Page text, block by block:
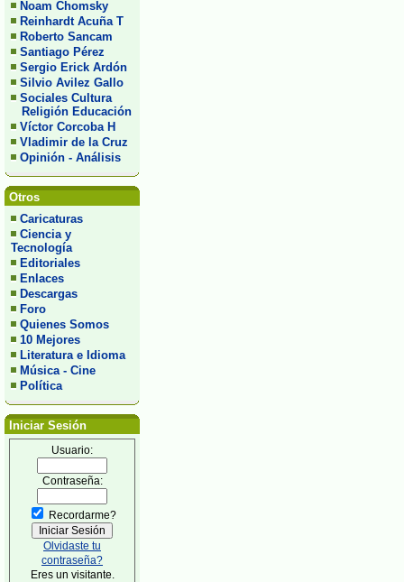
Noam Chomsky
Reinhardt Acuña T
Roberto Sancam
Santiago Pérez
Sergio Erick Ardón
Silvio Avilez Gallo
Sociales Cultura
Religión Educación
Víctor Corcoba H
Vladimir de la Cruz
Opinión - Análisis
Otros
Caricaturas
Ciencia y
Tecnología
Editoriales
Enlaces
Descargas
Foro
Quienes Somos
10 Mejores
Literatura e Idioma
Música - Cine
Política
Iniciar Sesión
Usuario:
Contraseña:
Recordarme?
Olvidaste tu
contraseña?
Eres un visitante.